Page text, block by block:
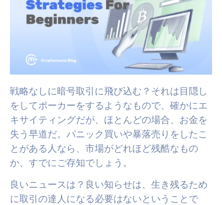
戦略なしに暗号取引に飛び込む？それは目隠し
をしてポーカーをするようなもので、確かにエ
キサイティングだが、ほとんどの場合、お金を
失う早道だ。パニック買いや暴落売りをしたこ
とがある人なら、市場がどれほど残酷なもの
か、すでにご存知でしょう。
良いニュースは？ 良い知らせは、生き残るため
に取引の達人になる必要はないということで